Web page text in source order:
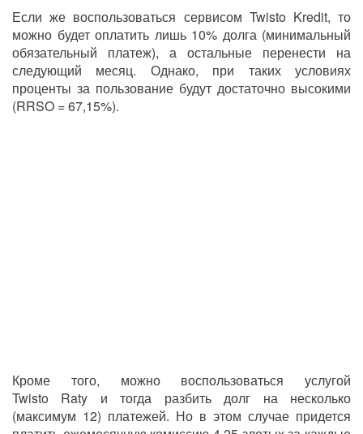
Если же воспользоваться сервисом Twisto Kredit, то
можно будет оплатить лишь 10% долга (минимальный
обязательный платеж), а остальные перенести на
следующий месяц. Однако, при таких условиях
проценты за пользование будут достаточно высокими
(RRSO = 67,15%).
Кроме того, можно воспользоваться услугой
Twisto Raty и тогда разбить долг на несколько
(максимум 12) платежей. Но в этом случае придется